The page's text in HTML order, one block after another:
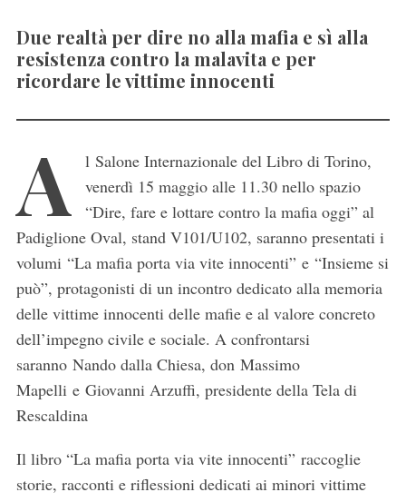
Due realtà per dire no alla mafia e sì alla
resistenza contro la malavita e per
ricordare le vittime innocenti
A
l Salone Internazionale del Libro di Torino,
venerdì 15 maggio alle 11.30 nello spazio
“Dire, fare e lottare contro la mafia oggi” al
Padiglione Oval, stand V101/U102, saranno presentati i
volumi “La mafia porta via vite innocenti” e “Insieme si
può”, protagonisti di un incontro dedicato alla memoria
delle vittime innocenti delle mafie e al valore concreto
dell’impegno civile e sociale. A confrontarsi
saranno Nando dalla Chiesa, don Massimo
Mapelli e Giovanni Arzuffi, presidente della Tela di
Rescaldina
Il libro “La mafia porta via vite innocenti” raccoglie
storie, racconti e riflessioni dedicati ai minori vittime